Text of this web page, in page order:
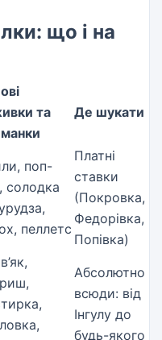
що і на
та
Де шукати
поп-
солодка
пеллетс
Платні
ставки
(Покровка,
Федорівка,
Попівка)
Абсолютно
всюди: від
Інгулу до
будь-якого